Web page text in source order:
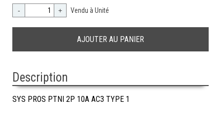
- + Vendu à Unité
Description
SYS PROS PTNI 2P 10A AC3 TYPE 1